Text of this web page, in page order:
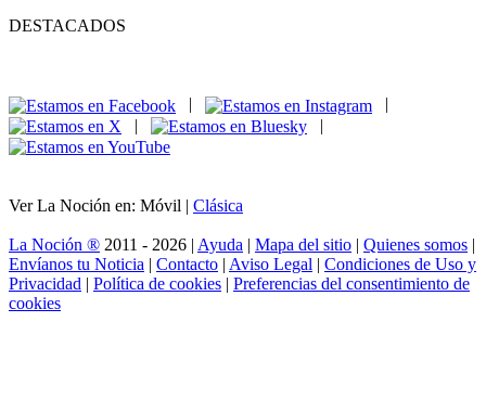
DESTACADOS
|
|
Ver La Noción en: Móvil | Clásica
La Noción ® 2011 - 2026 | Ayuda | Mapa del sitio | Quienes somos |
Envíanos tu Noticia | Contacto | Aviso Legal | Condiciones de Uso y
Privacidad | Política de cookies | Preferencias del consentimiento de
cookies